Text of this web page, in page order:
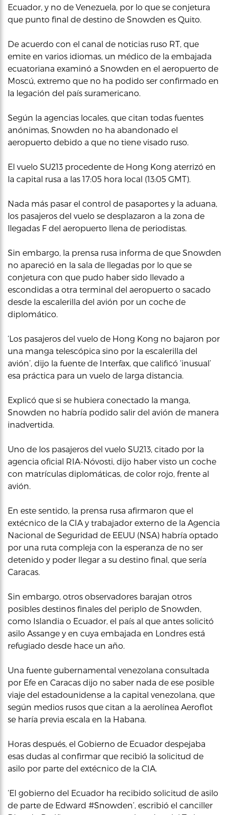
Ecuador, y no de Venezuela, por lo que se conjetura
que punto final de destino de Snowden es Quito.
De acuerdo con el canal de noticias ruso RT, que
emite en varios idiomas, un médico de la embajada
ecuatoriana examinó a Snowden en el aeropuerto de
Moscú, extremo que no ha podido ser confirmado en
la legación del país suramericano.
Según la agencias locales, que citan todas fuentes
anónimas, Snowden no ha abandonado el
aeropuerto debido a que no tiene visado ruso.
El vuelo SU213 procedente de Hong Kong aterrizó en
la capital rusa a las 17:05 hora local (13:05 GMT).
Nada más pasar el control de pasaportes y la aduana,
los pasajeros del vuelo se desplazaron a la zona de
llegadas F del aeropuerto llena de periodistas.
Sin embargo, la prensa rusa informa de que Snowden
no apareció en la sala de llegadas por lo que se
conjetura con que pudo haber sido llevado a
escondidas a otra terminal del aeropuerto o sacado
desde la escalerilla del avión por un coche de
diplomático.
‘Los pasajeros del vuelo de Hong Kong no bajaron por
una manga telescópica sino por la escalerilla del
avión’, dijo la fuente de Interfax, que calificó ‘inusual’
esa práctica para un vuelo de larga distancia.
Explicó que si se hubiera conectado la manga,
Snowden no habría podido salir del avión de manera
inadvertida.
Uno de los pasajeros del vuelo SU213, citado por la
agencia oficial RIA-Nóvosti, dijo haber visto un coche
con matrículas diplomáticas, de color rojo, frente al
avión.
En este sentido, la prensa rusa afirmaron que el
extécnico de la CIA y trabajador externo de la Agencia
Nacional de Seguridad de EEUU (NSA) habría optado
por una ruta compleja con la esperanza de no ser
detenido y poder llegar a su destino final, que sería
Caracas.
Sin embargo, otros observadores barajan otros
posibles destinos finales del periplo de Snowden,
como Islandia o Ecuador, el país al que antes solicitó
asilo Assange y en cuya embajada en Londres está
refugiado desde hace un año.
Una fuente gubernamental venezolana consultada
por Efe en Caracas dijo no saber nada de ese posible
viaje del estadounidense a la capital venezolana, que
según medios rusos que citan a la aerolínea Aeroflot
se haría previa escala en la Habana.
Horas después, el Gobierno de Ecuador despejaba
esas dudas al confirmar que recibió la solicitud de
asilo por parte del extécnico de la CIA.
‘El gobierno del Ecuador ha recibido solicitud de asilo
de parte de Edward #Snowden’, escribió el canciller